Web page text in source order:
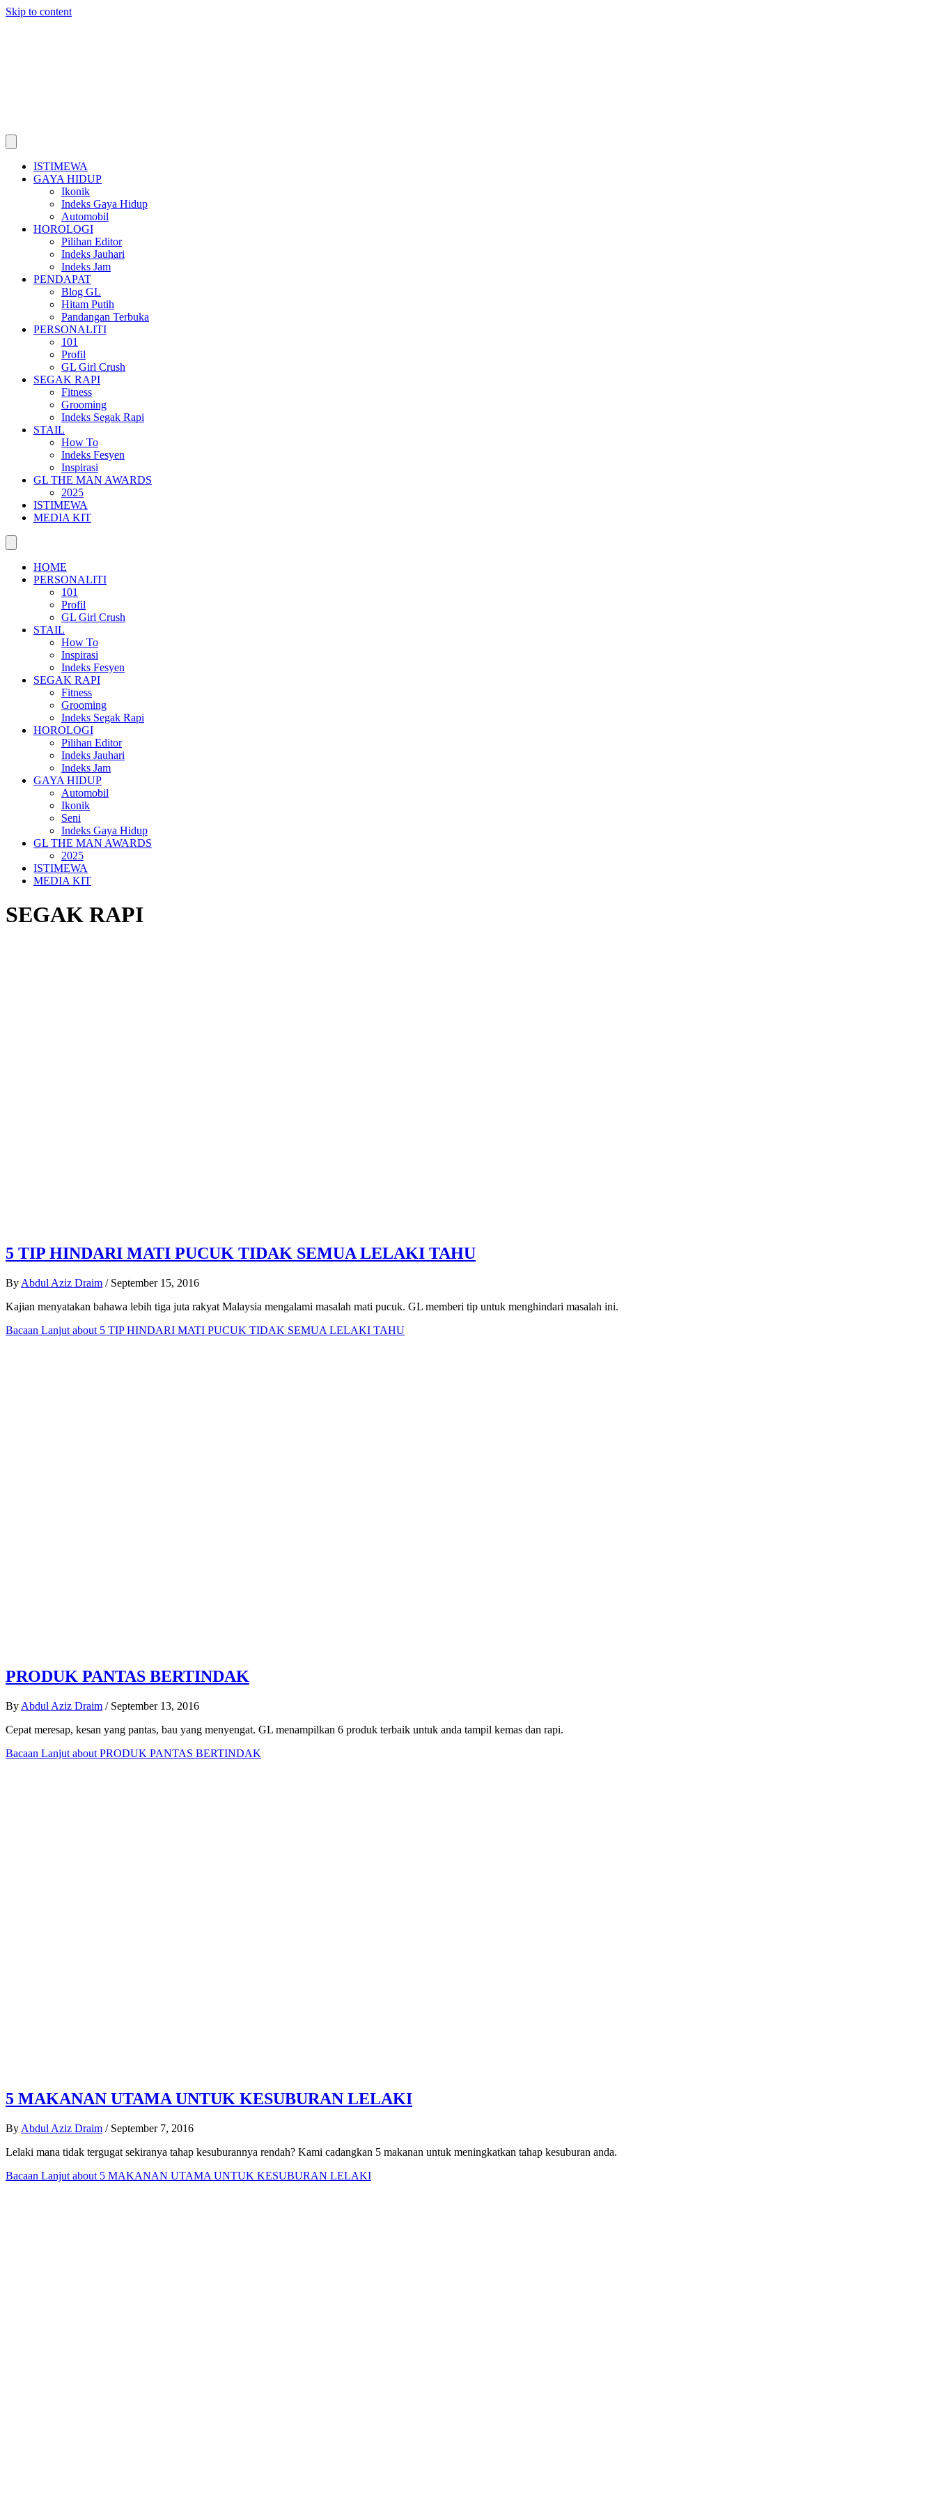
Skip to content
ISTIMEWA
GAYA HIDUP
Ikonik
Indeks Gaya Hidup
Automobil
HOROLOGI
Pilihan Editor
Indeks Jauhari
Indeks Jam
PENDAPAT
Blog GL
Hitam Putih
Pandangan Terbuka
PERSONALITI
101
Profil
GL Girl Crush
SEGAK RAPI
Fitness
Grooming
Indeks Segak Rapi
STAIL
How To
Indeks Fesyen
Inspirasi
GL THE MAN AWARDS
2025
ISTIMEWA
MEDIA KIT
HOME
PERSONALITI
101
Profil
GL Girl Crush
STAIL
How To
Inspirasi
Indeks Fesyen
SEGAK RAPI
Fitness
Grooming
Indeks Segak Rapi
HOROLOGI
Pilihan Editor
Indeks Jauhari
Indeks Jam
GAYA HIDUP
Automobil
Ikonik
Seni
Indeks Gaya Hidup
GL THE MAN AWARDS
2025
ISTIMEWA
MEDIA KIT
SEGAK RAPI
5 TIP HINDARI MATI PUCUK TIDAK SEMUA LELAKI TAHU
By Abdul Aziz Draim / September 15, 2016
Kajian menyatakan bahawa lebih tiga juta rakyat Malaysia mengalami masalah mati pucuk. GL memberi tip untuk menghindari masalah ini.
Bacaan Lanjut about 5 TIP HINDARI MATI PUCUK TIDAK SEMUA LELAKI TAHU
PRODUK PANTAS BERTINDAK
By Abdul Aziz Draim / September 13, 2016
Cepat meresap, kesan yang pantas, bau yang menyengat. GL menampilkan 6 produk terbaik untuk anda tampil kemas dan rapi.
Bacaan Lanjut about PRODUK PANTAS BERTINDAK
5 MAKANAN UTAMA UNTUK KESUBURAN LELAKI
By Abdul Aziz Draim / September 7, 2016
Lelaki mana tidak tergugat sekiranya tahap kesuburannya rendah? Kami cadangkan 5 makanan untuk meningkatkan tahap kesuburan anda.
Bacaan Lanjut about 5 MAKANAN UTAMA UNTUK KESUBURAN LELAKI